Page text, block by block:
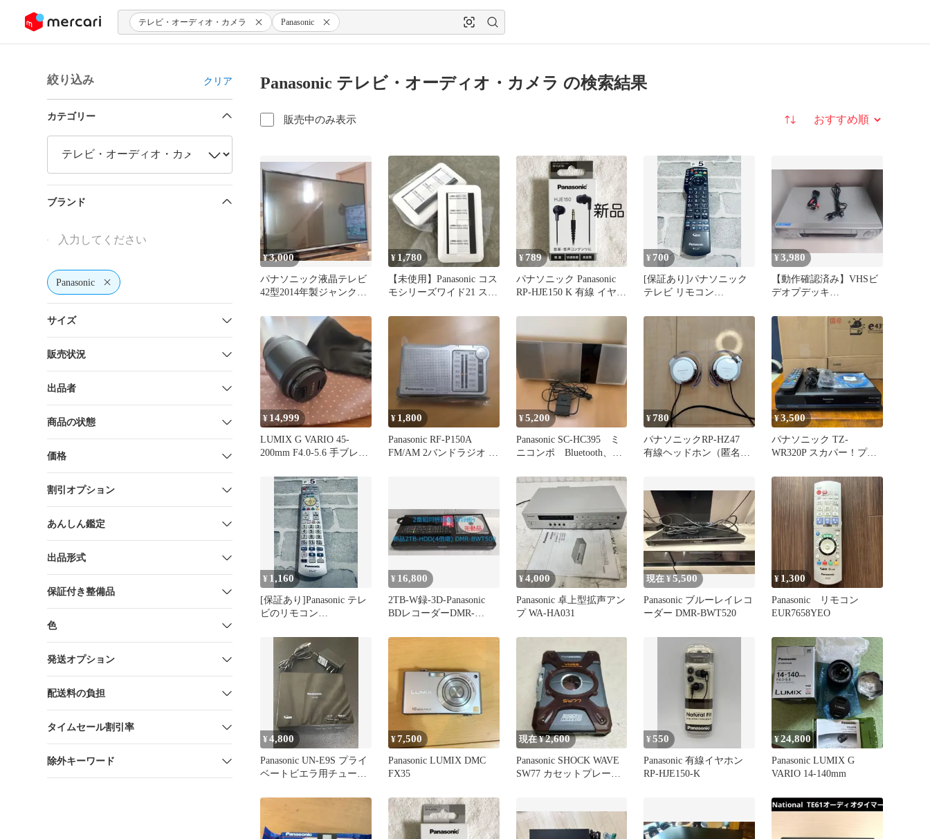
ツにスキップ テレビ・オーディオ・カメラ Panasonic
絞り込み クリア
カテゴリー
ブランド
Panasonic
サイズ
販売状況
出品者
商品の状態
価格
割引オプション
あんしん鑑定
出品形式
保証付き整備品
色
発送オプション
配送料の負担
タイムセール割引率
除外キーワード
Panasonic テレビ・オーディオ・カメラ の検索結果
販売中のみ表示 並び替え
¥3,000
パナソニック液晶テレビ
42型2014年製ジャンク
無し
¥ 1,780
【未使用】Panasonic コス
モシリーズワイド21 スイ
¥ 789
パナソニック Panasonic
RP-HJE150 K 有線 イヤホ
¥ 700
[保証あり]パナソニック
テレビ リモコン
¥3,980
【動作確認済み】VHSビ
デオプデッキ
¥ 14,999
LUMIX G VARIO 45-
200mm F4.0-5.6 手ブレ補
¥ 1,800
Panasonic RF-P150A
FM/AM 2バンドラジオ 本
¥5,200
Panasonic SC-HC395 ミ
ニコンポ Bluetooth、
¥780
パナソニックRP-HZ47
有線ヘッドホン（匿名配
¥3,500
パナソニック TZ-
WR320P スカパー！プレ
ー
¥ 1,160
[保証あり]Panasonic テレ
ビのリモコン
¥ 16,800
2TB-W録-3D-Panasonic
BDレコーダーDMR-
¥4,000
Panasonic 卓上型拡声アン
プ WA-HA031
現在 ¥5,500
Panasonic ブルーレイレコ
ーダー DMR-BWT520
¥ 1,300
Panasonic リモコン
EUR7658YEO
¥4,800
Panasonic UN-E9S プライ
ベートビエラ用チューナ
¥7,500
Panasonic LUMIX DMC
FX35
現在 ¥2,600
Panasonic SHOCK WAVE
SW77 カセットプレーヤ
¥550
Panasonic 有線イヤホン
RP-HJE150-K
¥24,800
Panasonic LUMIX G
VARIO 14-140mm